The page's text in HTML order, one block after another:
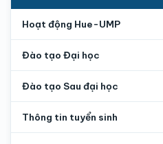
Hoạt động Hue-UMP
Đào tạo Đại học
Đào tạo Sau đại học
Thông tin tuyển sinh